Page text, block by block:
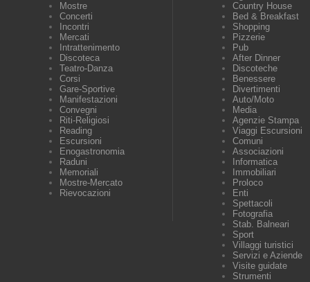
Mostre
Concerti
Incontri
Mercati
Intrattenimento
Discoteca
Teatro-Danza
Corsi
Gare-Sportive
Manifestazioni
Convegni
Riti-Religiosi
Reading
Escursioni
Enogastronomia
Raduni
Memoriali
Mostre-Mercato
Rievocazioni
Country House
Bed & Breakfast
Shopping
Pizzerie
Pub
After Dinner
Discoteche
Benessere
Divertimenti
Auto/Moto
Media
Agenzie Stampa
Viaggi Escursioni
Comuni
Associazioni
Informatica
Immobiliari
Proloco
Enti
Spettacoli
Fotografia
Stab. Balneari
Sport
Villaggi turistici
Servizi e Aziende
Visite guidate
Strumenti